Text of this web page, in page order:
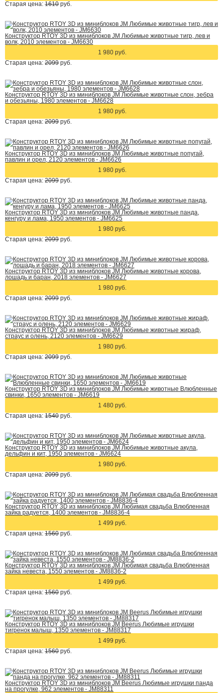
Старая цена: 1610 руб.
Конструктор RTOY 3D из миниблоков JM Любимые животные тигр, лев и
волк, 2010 элементов - JM6630
1 980 руб.
Старая цена: 2099 руб.
Конструктор RTOY 3D из миниблоков JM Любимые животные слон, зебра
и обезьяны, 1980 элементов - JM6628
1 980 руб.
Старая цена: 2099 руб.
Конструктор RTOY 3D из миниблоков JM Любимые животные попугай,
павлин и орел, 2120 элементов - JM6626
1 980 руб.
Старая цена: 2099 руб.
Конструктор RTOY 3D из миниблоков JM Любимые животные панда,
кенгуру и лама, 1950 элементов - JM6625
1 980 руб.
Старая цена: 2099 руб.
Конструктор RTOY 3D из миниблоков JM Любимые животные корова,
лошадь и баран, 2018 элементов - JM6627
1 980 руб.
Старая цена: 2099 руб.
Конструктор RTOY 3D из миниблоков JM Любимые животные жираф,
страус и олень, 2120 элементов - JM6629
1 980 руб.
Старая цена: 2099 руб.
Конструктор RTOY 3D из миниблоков JM Любимые животные Влюбленные
свинки, 1650 элементов - JM6619
1 480 руб.
Старая цена: 1540 руб.
Конструктор RTOY 3D из миниблоков JM Любимые животные акула,
дельфин и кит, 1950 элементов - JM6624
1 980 руб.
Старая цена: 2099 руб.
Конструктор RTOY 3D из миниблоков JM Любимая свадьба Влюбленная
зайка радуется, 1400 элементов - JM8836-4
1 499 руб.
Старая цена: 1560 руб.
Конструктор RTOY 3D из миниблоков JM Любимая свадьба Влюбленная
зайка невеста, 1550 элементов - JM8836-2
1 499 руб.
Старая цена: 1560 руб.
Конструктор RTOY 3D из миниблоков JM Beerus Любимые игрушки
тигренок малыш, 1350 элементов - JM88317
1 499 руб.
Старая цена: 1560 руб.
Конструктор RTOY 3D из миниблоков JM Beerus Любимые игрушки панда
на прогулке, 962 элементов - JM88311